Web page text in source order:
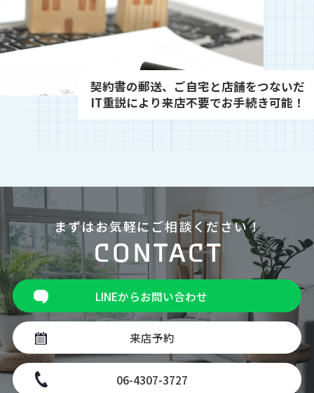
契約書の郵送、ご自宅と店舗をつないだ
IT重説により来店不要でお手続き可能！
まずはお気軽にご相談ください！
LINEからお問い合わせ
来店予約
06-4307-3727